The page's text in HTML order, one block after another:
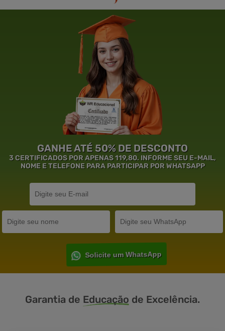
GANHE ATÉ 50% DE DESCONTO
3 CERTIFICADOS POR APENAS 119,80. INFORME SEU E-MAIL,
NOME E TELEFONE PARA PARTICIPAR POR WHATSAPP
Solicite um WhatsApp
Garantia de Educação de Excelência.